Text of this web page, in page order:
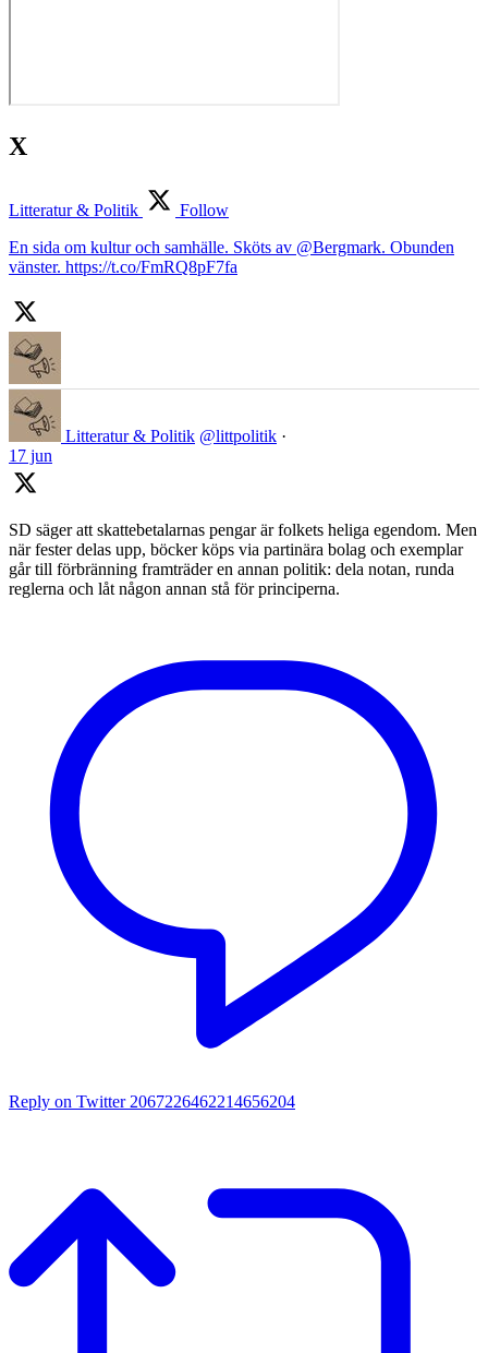
X
Litteratur & Politik
Follow
En sida om kultur och samhälle. Sköts av @Bergmark. Obunden
vänster. https://t.co/FmRQ8pF7fa
Litteratur & Politik @littpolitik ·
17 jun
SD säger att skattebetalarnas pengar är folkets heliga egendom. Men
när fester delas upp, böcker köps via partinära bolag och exemplar
går till förbränning framträder en annan politik: dela notan, runda
reglerna och låt någon annan stå för principerna.
Reply on Twitter 2067226462214656204